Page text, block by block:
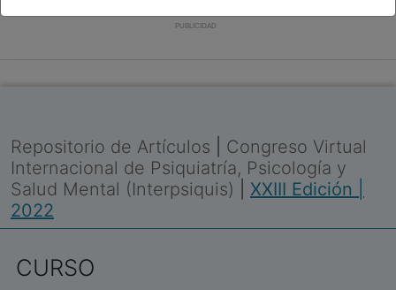
PUBLICIDAD
Repositorio de Artículos
Congreso Virtual
Internacional de Psiquiatría, Psicología y
Salud Mental (Interpsiquis)
XXIII Edición |
2022
CURSO